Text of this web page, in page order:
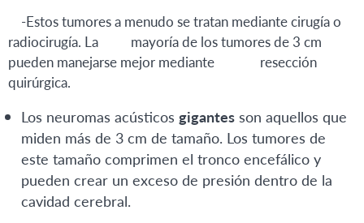
-Estos tumores a menudo se tratan mediante cirugía o
radiocirugía. La mayoría de los tumores de 3 cm
pueden manejarse mejor mediante resección
quirúrgica.
Los neuromas acústicos gigantes son aquellos que
miden más de 3 cm de tamaño. Los tumores de
este tamaño comprimen el tronco encefálico y
pueden crear un exceso de presión dentro de la
cavidad cerebral.